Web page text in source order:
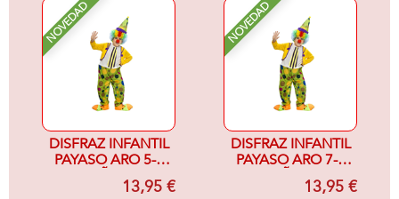
NOVEDAD
DISFRAZ INFANTIL
PAYASO ARO 5-6
AÑOS13,95 €
NOVEDAD
DISFRAZ INFANTIL
PAYASO ARO 7-9
AÑOS13,95 €